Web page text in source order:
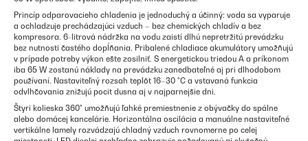
Princíp odparovacieho chladenia je jednoduchý a účinný: voda sa vyparuje
a ochladzuje prechádzajúci vzduch – bez chemických chladív a bez
kompresora. 6-litrová nádržka na vodu zaistí dlhú nepretržitú prevádzku
bez nutnosti častého dopĺňania. Pribalené chladiace akumulátory umožňujú
v prípade potreby výkon ešte zosilniť. S energetickou triedou A a príkonom
iba 65 W zostanú náklady na prevádzku zanedbateľné aj pri dlhodobom
používaní. Nastaviteľný rozsah teplôt 16–30 °C a vstavaná funkcia
odvlhčovania znižujú pocit dusna aj v najparnejšie dni.
Štyri kolieska 360° umožňujú ľahké premiestnenie z obývačky do spálne
alebo domácej kancelárie. Horizontálna oscilácia a manuálne nastaviteľné
vertikálne lamely rozvádzajú chladný vzduch rovnomerne po celej